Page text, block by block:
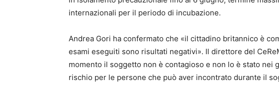
internazionali per il periodo di incubazione.
Andrea Gori ha confermato che «il cittadino britannico è
esami eseguiti sono risultati negativi». Il direttore del
momento il soggetto non è contagioso e non lo è stato nei
rischio per le persone che può aver incontrato durante il